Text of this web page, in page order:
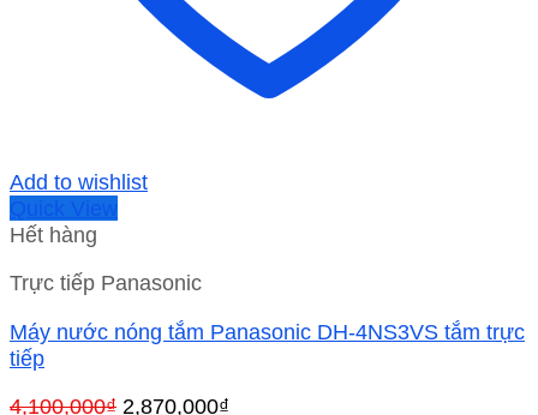
Add to wishlist
Quick View
Hết hàng
Trực tiếp Panasonic
Máy nước nóng tắm Panasonic DH-4NS3VS tắm trực
tiếp
4,100,000₫ Giá
2,870,000₫